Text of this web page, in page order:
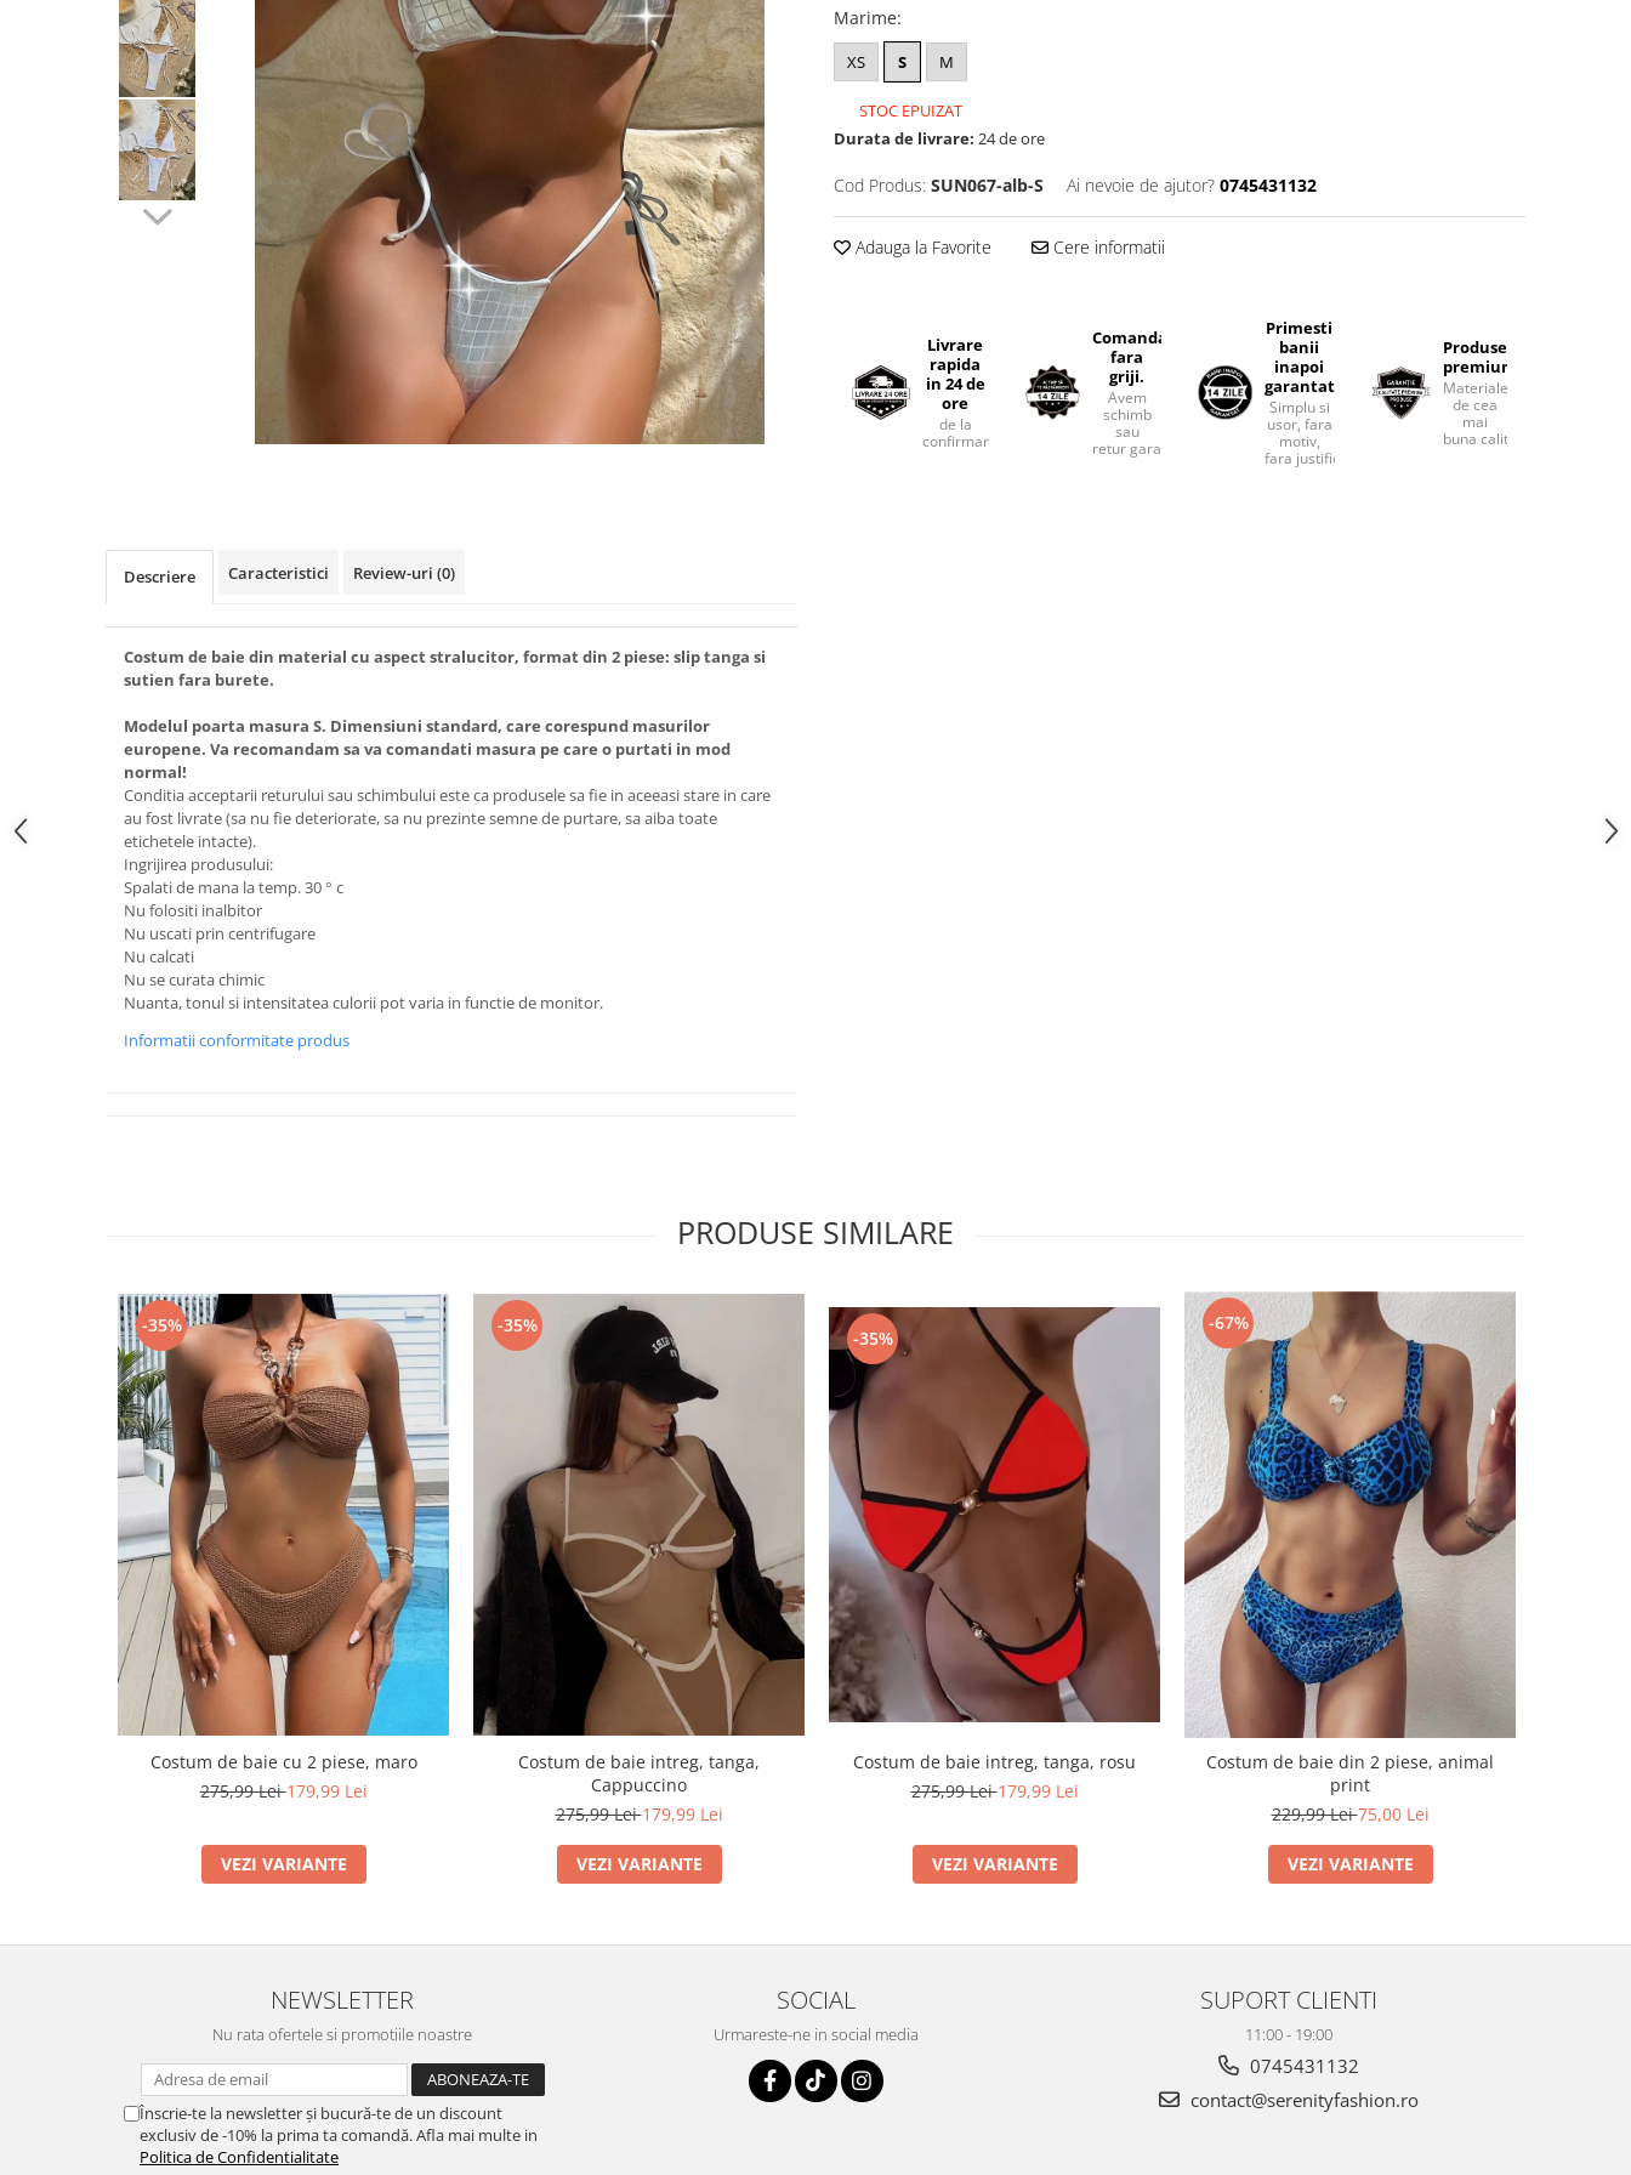
Marime:
XS S M
STOC EPUIZAT
Durata de livrare: 24 de ore
Cod Produs: SUN067-alb-S Ai nevoie de ajutor? 0745431132
Adauga la Favorite Cere informatii
Livrare
rapida
in 24 de
ore
de la
confirmarea comenzii.
Comanda
fara
griji.
Avem
schimb
sau
retur garantat.
Primesti
banii
inapoi
garantat
Simplu si
usor, fara
motiv,
fara justificari.
Produse
premium.
Materiale
de cea
mai
buna calitate.
Descriere Caracteristici Review-uri (0)
Costum de baie din material cu aspect stralucitor, format din 2 piese: slip tanga si
sutien fara burete.
Modelul poarta masura S. Dimensiuni standard, care corespund masurilor
europene. Va recomandam sa va comandati masura pe care o purtati in mod
normal!
Conditia acceptarii returului sau schimbului este ca produsele sa fie in aceeasi stare in care
au fost livrate (sa nu fie deteriorate, sa nu prezinte semne de purtare, sa aiba toate
etichetele intacte).
Ingrijirea produsului:
Spalati de mana la temp. 30 ° c
Nu folositi inalbitor
Nu uscati prin centrifugare
Nu calcati
Nu se curata chimic
Nuanta, tonul si intensitatea culorii pot varia in functie de monitor.
Informatii conformitate produs
PRODUSE SIMILARE
-35%
Costum de baie cu 2 piese, maro
275,99 Lei179,99 Lei
VEZI VARIANTE
-35%
Costum de baie intreg, tanga,
Cappuccino
275,99 Lei179,99 Lei
VEZI VARIANTE
-35%
Costum de baie intreg, tanga, rosu
275,99 Lei179,99 Lei
VEZI VARIANTE
-67%
Costum de baie din 2 piese, animal
print
229,99 Lei75,00 Lei
VEZI VARIANTE
NEWSLETTER
Nu rata ofertele si promotiile noastre
Înscrie-te la newsletter și bucură-te de un discount
exclusiv de -10% la prima ta comandă. Afla mai multe in
Politica de Confidentialitate
SOCIAL
Urmareste-ne in social media
SUPORT CLIENTI
11:00 - 19:00
0745431132
contact@serenityfashion.ro